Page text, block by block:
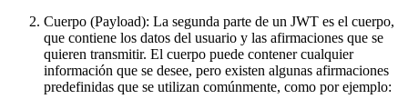
Cuerpo (Payload): La segunda parte de un JWT es el cuerpo,
que contiene los datos del usuario y las afirmaciones que se
quieren transmitir. El cuerpo puede contener cualquier
información que se desee, pero existen algunas afirmaciones
predefinidas que se utilizan comúnmente, como por ejemplo: